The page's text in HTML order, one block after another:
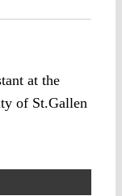
at the
of St.Gallen